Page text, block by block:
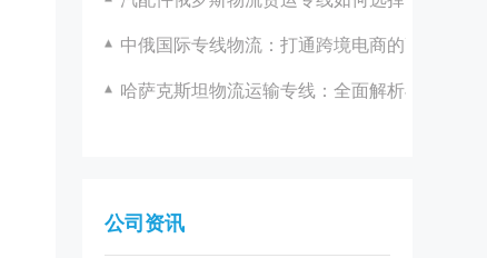
中俄国际专线物流：打通跨境电商的高效通道
哈萨克斯坦物流运输专线：全面解析与优化策
公司资讯